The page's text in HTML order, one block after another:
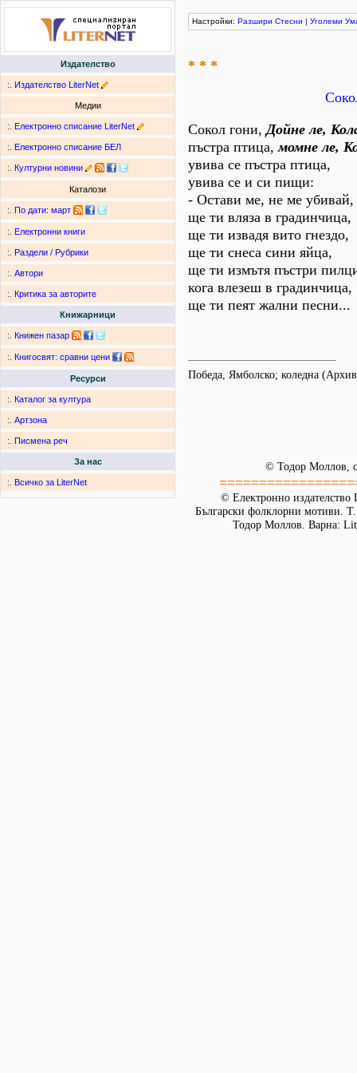
Издателство
:. Издателство LiterNet
Медии
:. Електронно списание LiterNet
:. Електронно списание БЕЛ
:. Културни новини
Каталози
:. По дати: март
:. Електронни книги
:. Раздели / Рубрики
:. Автори
:. Критика за авторите
Книжарници
:. Книжен пазар
:. Книгосвят: сравни цени
Ресурси
:. Каталог за култура
:. Артзона
:. Писмена реч
За нас
:. Всичко за LiterNet
Настройки: Разшири Стесни | Уголеми
* * *
Сокол гони,Дойне ле,
пъстра птица,момне ле,
увива се пъстра птица,
увива се и си пищи:
- Остави ме, не ме убивай,
ще ти вляза в градинчица,
ще ти извадя вито гнездо,
ще ти снеса сини яйца,
ще ти измътя пъстри
кога влезеш в градинчица,
ще ти пеят жални песни...
Победа, Ямболско; коледна
© Тодор Моллов,
© Електронно издателство
Български фолклорни мотиви.
Тодор Моллов. Варна: